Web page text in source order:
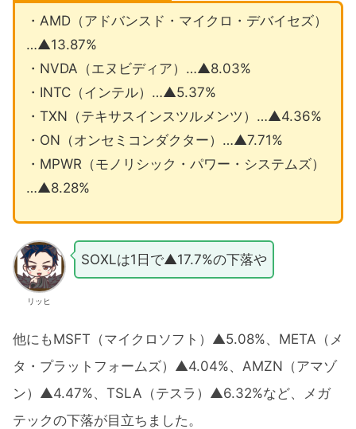
・AMD（アドバンスド・マイクロ・デバイセズ）
…▲13.87%
・NVDA（エヌビディア）…▲8.03%
・INTC（インテル）…▲5.37%
・TXN（テキサスインスツルメンツ）…▲4.36%
・ON（オンセミコンダクター）…▲7.71%
・MPWR（モノリシック・パワー・システムズ）
…▲8.28%
リッヒ
SOXLは1日で▲17.7%の下落や
他にもMSFT（マイクロソフト）▲5.08%、META（メ
タ・プラットフォームズ）▲4.04%、AMZN（アマゾ
ン）▲4.47%、TSLA（テスラ）▲6.32%など、メガ
テックの下落が目立ちました。